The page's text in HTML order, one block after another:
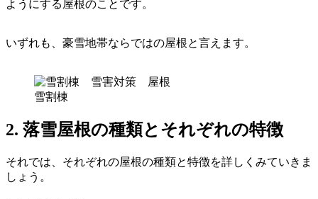
ようにする屋根のことです。
いずれも、豪雪地帯ならではの屋根と言えます。
雪割棟
2. 落雪屋根の種類とそれぞれの特徴
それでは、それぞれの屋根の種類と特徴を詳しくみていきま
しょう。